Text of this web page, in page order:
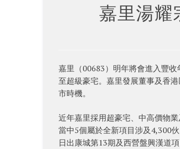
嘉里湯耀
嘉里（00683）明年將會進入豐
至超級豪宅。嘉里發展董事及香
市時機。
近年嘉里採用超豪宅、中高價物
當中5個屬於全新項目涉及4,300
日出康城第13期及西營盤興漢道項